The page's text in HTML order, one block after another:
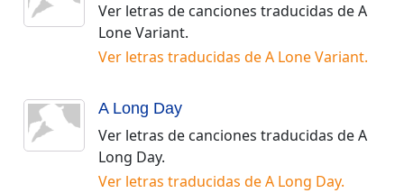
Ver letras de canciones traducidas deA
Lone Variant.
Ver letras traducidas deA Lone Variant.
A Long Day
Ver letras de canciones traducidas deA
Long Day.
Ver letras traducidas deA Long Day.